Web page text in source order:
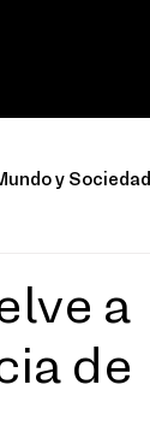
y Sociedad
a
de